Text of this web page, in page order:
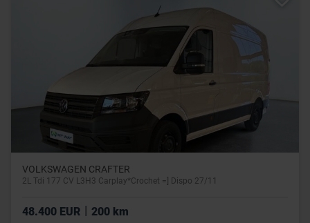
VOLKSWAGEN CRAFTER
2L Tdi 177 CV L3H3 Carplay*Crochet =] Dispo 27/11
48.400 EUR 200 km